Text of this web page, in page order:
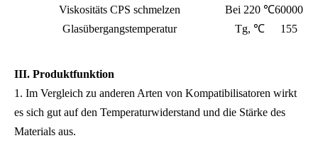
Viskositäts CPS schmelzen
Bei 220 ℃60000
Glasübergangstemperatur
Tg, ℃ 155
III. Produktfunktion
1. Im Vergleich zu anderen Arten von Kompatibilisatoren wirkt
es sich gut auf den Temperaturwiderstand und die Stärke des
Materials aus.